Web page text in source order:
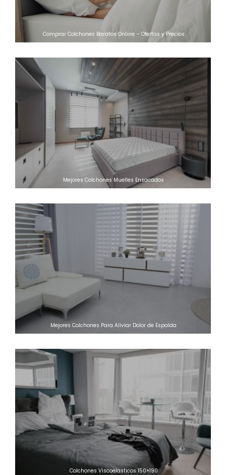
Comprar Colchones Baratos Online – Ofertas y Precios
Mejores Colchones Muelles Ensacados
Mejores Colchones Para Aliviar Dolor de Espalda
Colchones Viscoelasticos 150×190